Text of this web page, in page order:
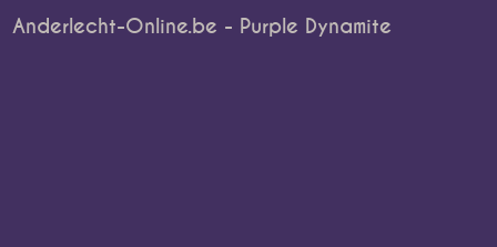
Anderlecht-Online.be - Purple Dynamite